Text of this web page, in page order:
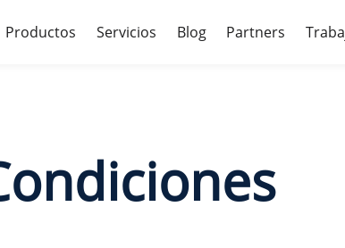
productos Servicios Blog Partners